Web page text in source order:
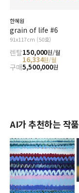
한혜원
grain of life #6
91x117cm (50호)
렌탈150,000원/월
16,334원/월
구매5,500,000원
AI가 추천하는 작품